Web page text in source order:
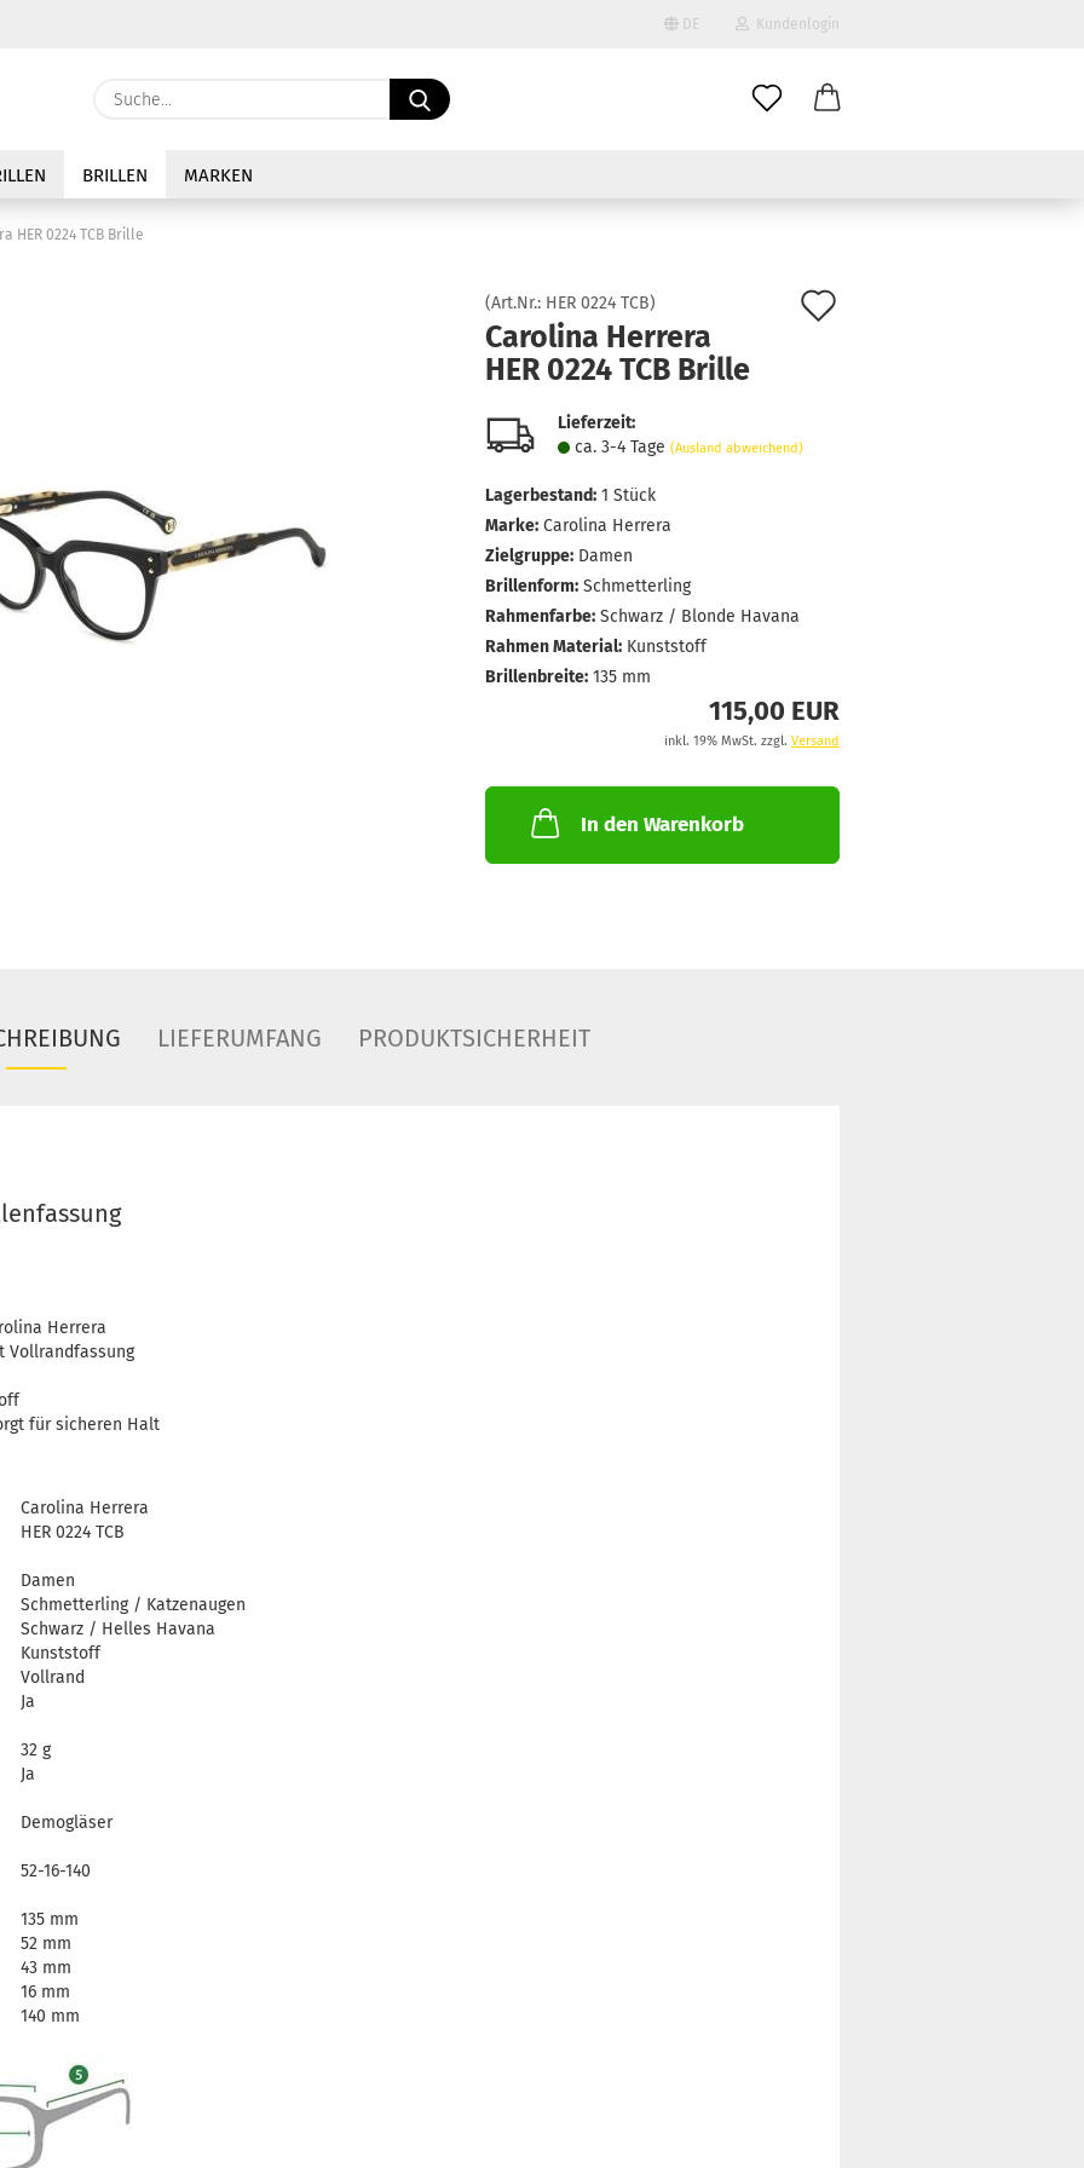
DE
Sprache auswählen
Kundenlogin
Konto erstellen
Suche...
BRILLEN MARKEN
HER 0224 TCB Brille
(Art.Nr.: HER 0224 TCB)
Carolina Herrera
HER 0224 TCB Brille
Lieferzeit:
ca. 3-4 Tage (Ausland abweichend)
Lagerbestand: 1 Stück
Marke: Carolina Herrera
Zielgruppe: Damen
Brillenform: Schmetterling
Rahmenfarbe: Schwarz / Blonde Havana
Rahmen Material: Kunststoff
Brillenbreite: 135 mm
115,00 EUR
inkl. 19% MwSt. zzgl. Versand
In den Warenkorb
LIEFERUMFANG PRODUKTSICHERHEIT
Herrera
Vollrandfassung
für sicheren Halt
Carolina Herrera
HER 0224 TCB
Damen
Schmetterling / Katzenaugen
Schwarz / Helles Havana
Kunststoff
Vollrand
Ja
32 g
Ja
Demogläser
52-16-140
135 mm
52 mm
43 mm
16 mm
140 mm